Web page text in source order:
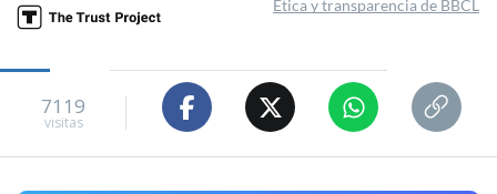
Ética y transparencia de BBCL
7119
visitas